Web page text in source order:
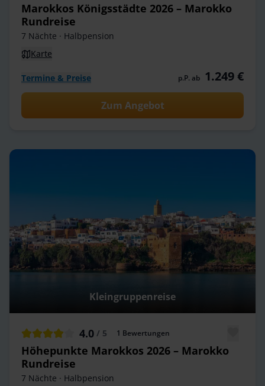
Marokkos Königsstädte 2026 – Marokko
Rundreise
7 Nächte · Halbpension
Karte
Termine & Preise p.P. ab 1.249 €
Zum Angebot
Kleingruppenreise
4.0 / 5 1 Bewertungen
Höhepunkte Marokkos 2026 – Marokko
Rundreise
7 Nächte · Halbpension